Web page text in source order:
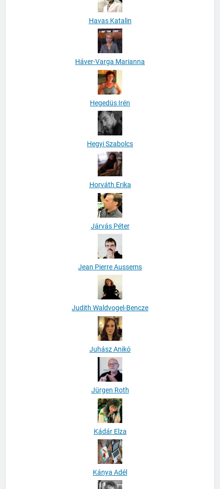
Havas Katalin
Háver-Varga Marianna
Hegedüs Irén
Hegyi Szabolcs
Horváth Erika
Járvás Péter
Jean Pierre Aussems
Judith Waldvogel-Bencze
Juhász Anikó
Jürgen Roth
Kádár Elza
Kánya Adél